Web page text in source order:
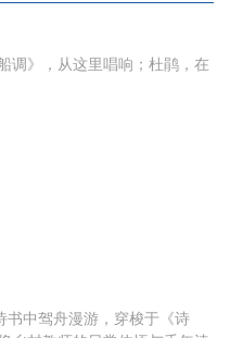
调》，从这里唱响；杜鹃，在
书中驾舟漫游，穿梭于《诗